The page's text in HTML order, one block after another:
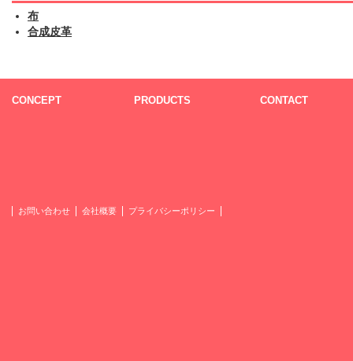
布
合成皮革
CONCEPT PRODUCTS CONTACT
お問い合わせ 会社概要 プライバシーポリシー